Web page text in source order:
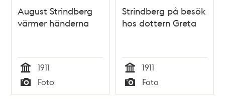
August Strindberg
värmer händerna
Tid
1911
Typ
Foto
Strindberg på besök
hos dottern Greta
Tid
1911
Typ
Foto